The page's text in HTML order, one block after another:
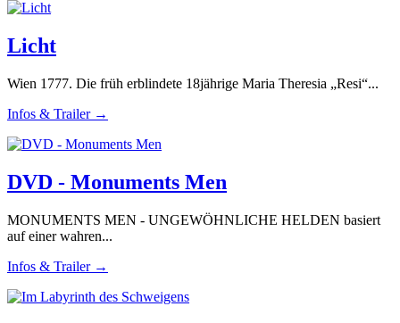
Licht
Wien 1777. Die früh erblindete 18jährige Maria Theresia „Resi“...
Infos & Trailer →
DVD - Monuments Men
MONUMENTS MEN - UNGEWÖHNLICHE HELDEN basiert
auf einer wahren...
Infos & Trailer →